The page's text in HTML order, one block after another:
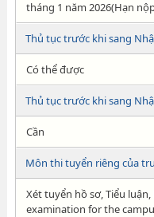
tháng 1 năm 2026(Hạn
Thủ tục trước khi sang
Có thể được
Thủ tục trước khi sang
Cần
Môn thi tuyển riêng của
Xét tuyển hồ sơ, Tiểu
examination for the